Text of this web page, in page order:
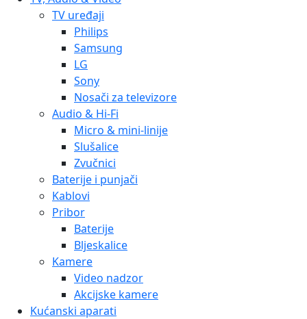
TV uređaji
Philips
Samsung
LG
Sony
Nosači za televizore
Audio & Hi-Fi
Micro & mini-linije
Slušalice
Zvučnici
Baterije i punjači
Kablovi
Pribor
Baterije
Bljeskalice
Kamere
Video nadzor
Akcijske kamere
Kućanski aparati